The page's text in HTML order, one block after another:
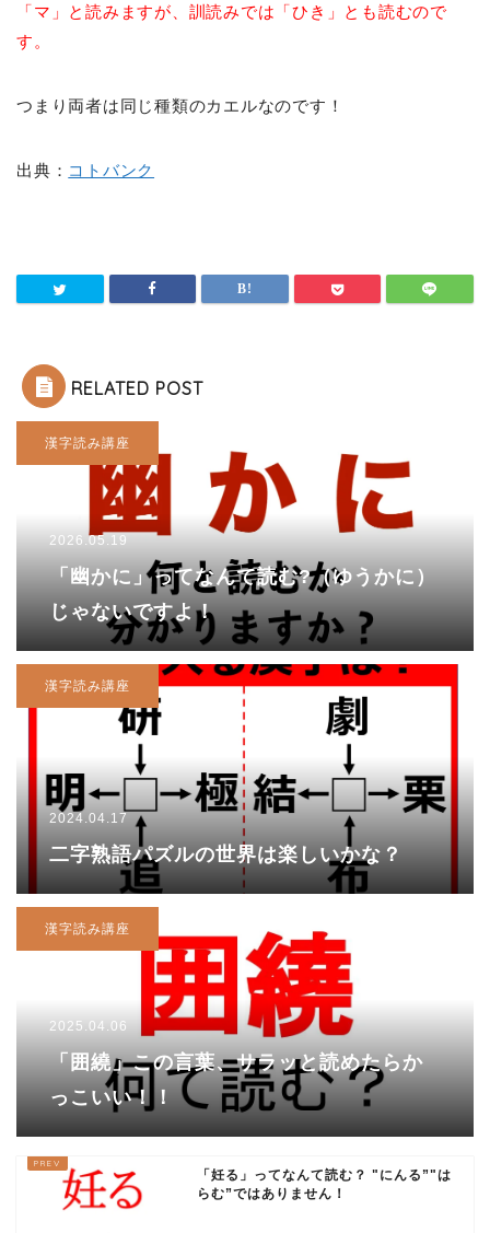
「マ」と読みますが、訓読みでは「ひき」とも読むので
す。
つまり両者は同じ種類のカエルなのです！
出典： コトバンク
RELATED POST
漢字読み講座
2026.05.19
「幽かに」ってなんて読む?（ゆうかに）
じゃないですよ！
漢字読み講座
2024.04.17
二字熟語パズルの世界は楽しいかな？
漢字読み講座
2025.04.06
「囲繞」この言葉、サラッと読めたらか
っこいい！！
「妊る」ってなんて読む？ "にんる”"は
らむ”ではありません！